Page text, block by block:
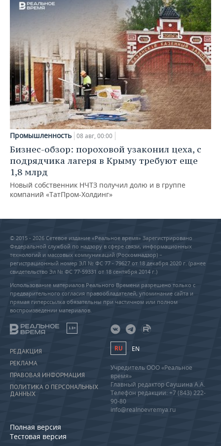
Промышленность 08 авг, 00:00
Бизнес-обзор: пороховой узаконил цеха, с
подрядчика лагеря в Крыму требуют еще
1,8 млрд
Новый собственник НЧТЗ получил долю и в группе
компаний «ТатПром-Холдинг»
© 2015 - 2026 Сетевое издание «Реальное время» Зарегистрировано
Федеральной службой по надзору в сфере связи, информационных
технологий и массовых коммуникаций (Роскомнадзор) –
регистрационный номер ЭЛ № ФС 77 - 79627 от 18 декабря 2020 г. (ранее
свидетельство Эл № ФС 77-59331 от 18 сентября 2014 г.)
Использование материалов Реального Времени разрешено только с
предварительного согласия правообладателей, упоминание сайта и
прямая гиперссылка обязательны при частичном или полном
воспроизведении материалов.
18+
РЕДАКЦИЯ
РЕКЛАМА
ПРАВОВАЯ ИНФОРМАЦИЯ
ПОЛИТИКА О ПЕРСОНАЛЬНЫХ
ДАННЫХ
Полная версия
Тестовая версия
RU EN
Учредитель ООО «Реальное
время»
Главный редактор Саушина А.А.
Телефон редакции: +7 (843) 222-
90-80
info@realnoevremya.ru